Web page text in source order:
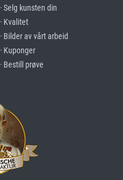
· Selg kunsten din
· Kvalitet
· Bilder av vårt arbeid
· Kuponger
· Bestill prøve